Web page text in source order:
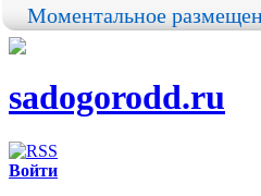
Моментальное
sadogorodd.ru
Войти